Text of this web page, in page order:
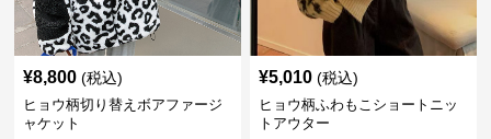
¥8,800 (税込)
ヒョウ柄切り替えボアファージ
ャケット
¥5,010 (税込)
ヒョウ柄ふわもこショートニッ
トアウター